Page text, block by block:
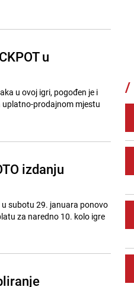
u
u ovoj igri, pogođen je i
uplatno-prodajnom mjestu
izdanju
u subotu 29. januara ponovo
za naredno 10. kolo igre
/